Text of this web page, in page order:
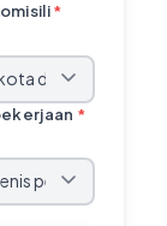
*
*